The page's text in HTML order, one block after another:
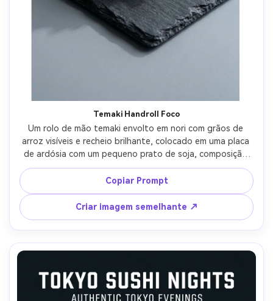
Temaki Handroll Foco
Um rolo de mão temaki envolto em nori com grãos de
arroz visíveis e recheio brilhante, colocado em uma placa
de ardósia com um pequeno prato de soja, composição
de pôster com margens limpas e espaço para tipografia
com letras à mão, fundo cinza fresco, luz direcional suave,
Sony A7R V 70mm f/2.8, enquadramento de close-up,
humor gourmet moderno, textura realista, sombras
naturais, alta resolução, foco nítido-AR 4:5
Copiar Prompt
Criar imagem semelhante ↗
Crie imagens com
IA sem limites.
100% grátis!